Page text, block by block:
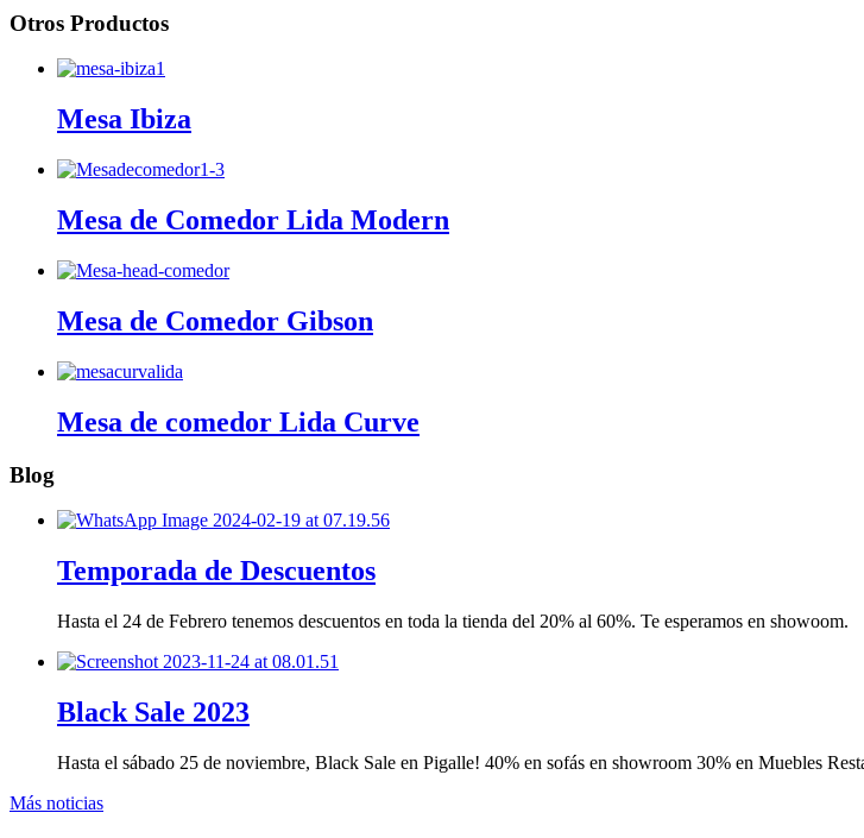
Otros Productos
Mesa Ibiza
Mesa de Comedor Lida Modern
Mesa de Comedor Gibson
Mesa de comedor Lida Curve
Blog
Temporada de Descuentos
Hasta el 24 de Febrero tenemos descuentos en toda la tienda del 20% al 60%. Te esperamos en showoom.
Black Sale 2023
Hasta el sábado 25 de noviembre, Black Sale en Pigalle! 40% en sofás en showroom 30% en Muebles
Más noticias